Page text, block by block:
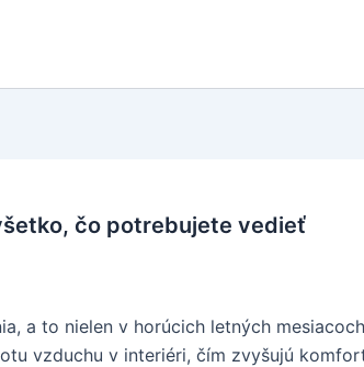
čo potrebujete vedieť
a to nielen v horúcich letných
vzduchu v interiéri, čím zvyšujú